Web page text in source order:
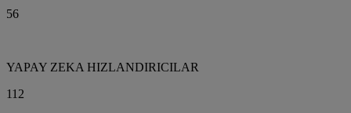
56
YAPAY ZEKA HIZLANDIRICILAR
112